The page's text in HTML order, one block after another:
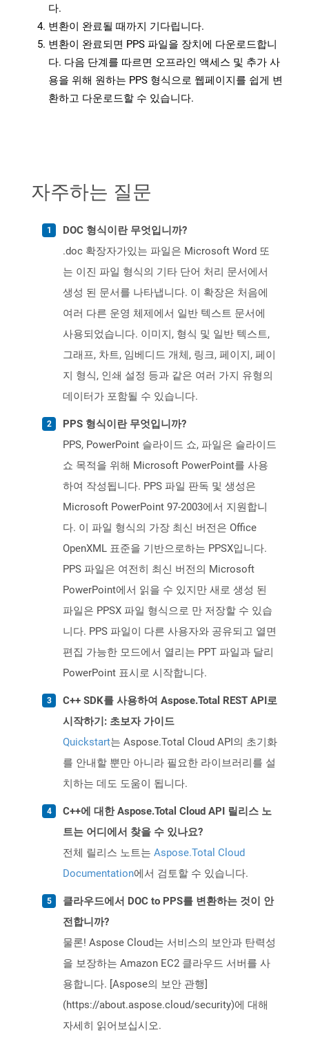
다.
변환이 완료될 때까지 기다립니다.
변환이 완료되면 PPS 파일을 장치에 다운로드합니
다. 다음 단계를 따르면 오프라인 액세스 및 추가 사
용을 위해 원하는 PPS 형식으로 웹페이지를 쉽게 변
환하고 다운로드할 수 있습니다.
자주하는 질문
DOC 형식이란 무엇입니까?
.doc 확장자가있는 파일은 Microsoft Word 또
는 이진 파일 형식의 기타 단어 처리 문서에서
생성 된 문서를 나타냅니다. 이 확장은 처음에
여러 다른 운영 체제에서 일반 텍스트 문서에
사용되었습니다. 이미지, 형식 및 일반 텍스트,
그래프, 차트, 임베디드 개체, 링크, 페이지, 페이
지 형식, 인쇄 설정 등과 같은 여러 가지 유형의
데이터가 포함될 수 있습니다.
PPS 형식이란 무엇입니까?
PPS, PowerPoint 슬라이드 쇼, 파일은 슬라이드
쇼 목적을 위해 Microsoft PowerPoint를 사용
하여 작성됩니다. PPS 파일 판독 및 생성은
Microsoft PowerPoint 97-2003에서 지원합니
다. 이 파일 형식의 가장 최신 버전은 Office
OpenXML 표준을 기반으로하는 PPSX입니다.
PPS 파일은 여전히 ​​최신 버전의 Microsoft
PowerPoint에서 읽을 수 있지만 새로 생성 된
파일은 PPSX 파일 형식으로 만 저장할 수 있습
니다. PPS 파일이 다른 사용자와 공유되고 열면
편집 가능한 모드에서 열리는 PPT 파일과 달리
PowerPoint 표시로 시작합니다.
C++ SDK를 사용하여 Aspose.Total REST API로
시작하기: 초보자 가이드
Quickstart는 Aspose.Total Cloud API의 초기화
를 안내할 뿐만 아니라 필요한 라이브러리를 설
치하는 데도 도움이 됩니다.
C++에 대한 Aspose.Total Cloud API 릴리스 노
트는 어디에서 찾을 수 있나요?
전체 릴리스 노트는 Aspose.Total Cloud
Documentation에서 검토할 수 있습니다.
클라우드에서 DOC to PPS를 변환하는 것이 안
전합니까?
물론! Aspose Cloud는 서비스의 보안과 탄력성
을 보장하는 Amazon EC2 클라우드 서버를 사
용합니다. [Aspose의 보안 관행]
(https://about.aspose.cloud/security)에 대해
자세히 읽어보십시오.